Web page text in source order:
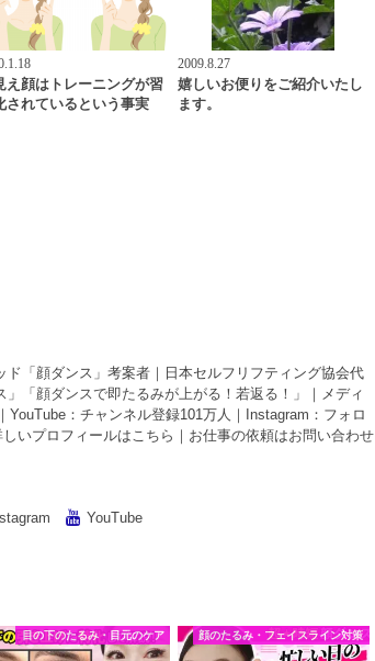
え顔はトレーニングが習
されているという事実
2009.8.27
嬉しいお便りをご紹介いたし
ます。
「顔ダンス」考案者｜日本セルフリフティング協会代
」「 顔ダンスで即たるみが上がる！若返る！ 」｜メディ
YouTube ：チャンネル登録101万人｜ Instagram ：フォロ
しいプロフィールは こちら ｜お仕事の依頼はお問い合わせ
YouTube
目の下のたるみ・目元のケア 顔のたるみ・フェイスライン対策